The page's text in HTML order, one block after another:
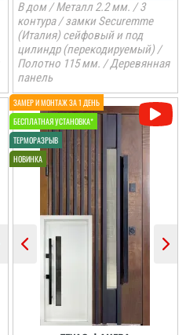
Олена
По рекомендації сусідів і
ми замовили. теж
читати всі відгуки
В дом / Металл 2.2 мм. / 3
контура / замки Securemme
(Италия) сейфовый и под
цилиндр (перекодируемый) /
Полотно 115 мм. / Деревянная
панель